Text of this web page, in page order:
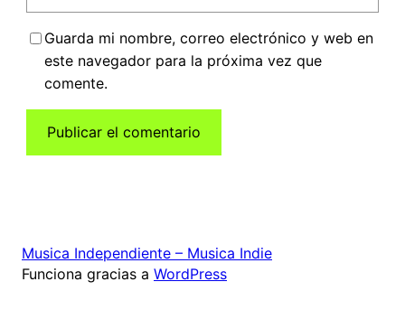
Guarda mi nombre, correo electrónico y web en
este navegador para la próxima vez que
comente.
Musica Independiente – Musica Indie
Funciona gracias a WordPress